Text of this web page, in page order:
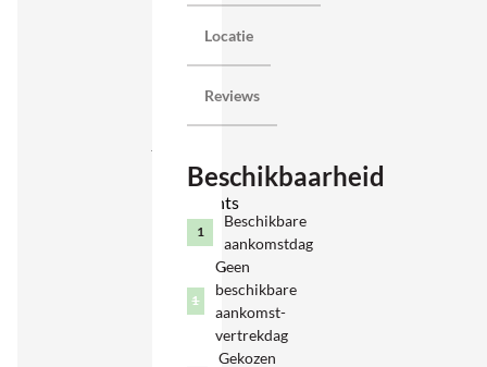
restaurants
terrassen,
terwijl
stranden
Locatie
Reviews
Beschikbaarheid
1
Beschikbare
aankomstdag
1
Geen
beschikbare
aankomst-
vertrekdag
Gekozen